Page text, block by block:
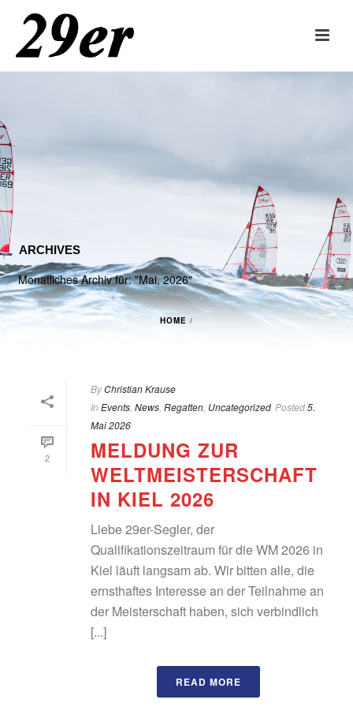
ARCHIVES
Monatliches Archiv für: "Mai, 2026"
HOME /
2
ByChristian Krause
In Events News Regatten Uncategorized Posted5.
Mai 2026
MELDUNG ZUR
WELTMEISTERSCHAFT
IN KIEL 2026
Liebe 29er-Segler, der
Qualifikationszeitraum für die WM 2026 in
Kiel läuft langsam ab. Wir bitten alle, die
ernsthaftes Interesse an der Teilnahme an
der Meisterschaft haben, sich verbindlich
[...]
READ MORE